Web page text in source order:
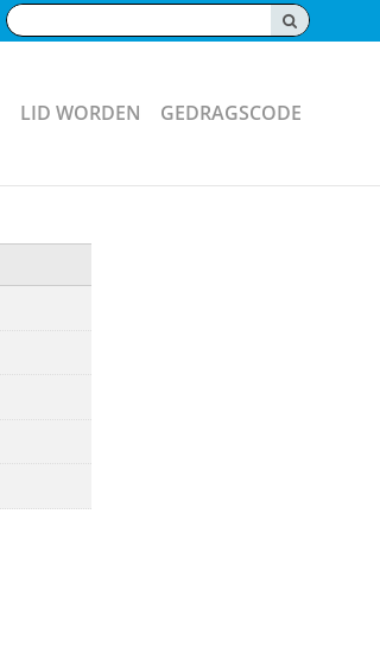
Zoeken:
LID WORDEN GEDRAGSCODE